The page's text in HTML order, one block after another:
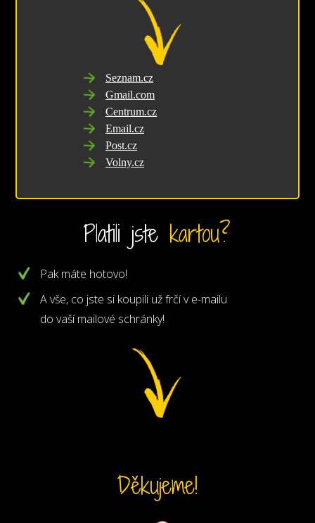
Seznam.cz
Gmail.com
Centrum.cz
Email.cz
Post.cz
Volny.cz
Platili jste kartou?
Pak máte hotovo!
A vše, co jste si koupili už frčí v e-mailu
do vaší mailové schránky!
Děkujeme!